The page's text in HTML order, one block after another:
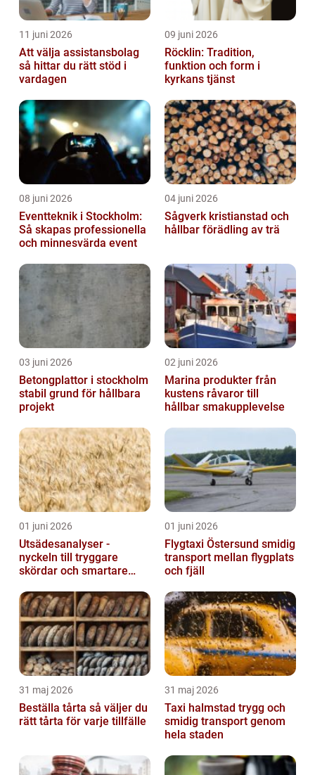
11 juni 2026
Att välja assistansbolag
så hittar du rätt stöd i
vardagen
09 juni 2026
Röcklin: Tradition,
funktion och form i
kyrkans tjänst
08 juni 2026
Eventteknik i Stockholm:
Så skapas professionella
och minnesvärda event
04 juni 2026
Sågverk kristianstad och
hållbar förädling av trä
03 juni 2026
Betongplattor i stockholm
stabil grund för hållbara
projekt
02 juni 2026
Marina produkter från
kustens råvaror till
hållbar smakupplevelse
01 juni 2026
Utsädesanalyser -
nyckeln till tryggare
skördar och smartare
01 juni 2026
Flygtaxi Östersund smidig
transport mellan flygplats
och fjäll
31 maj 2026
Beställa tårta så väljer du
rätt tårta för varje tillfälle
31 maj 2026
Taxi halmstad trygg och
smidig transport genom
hela staden